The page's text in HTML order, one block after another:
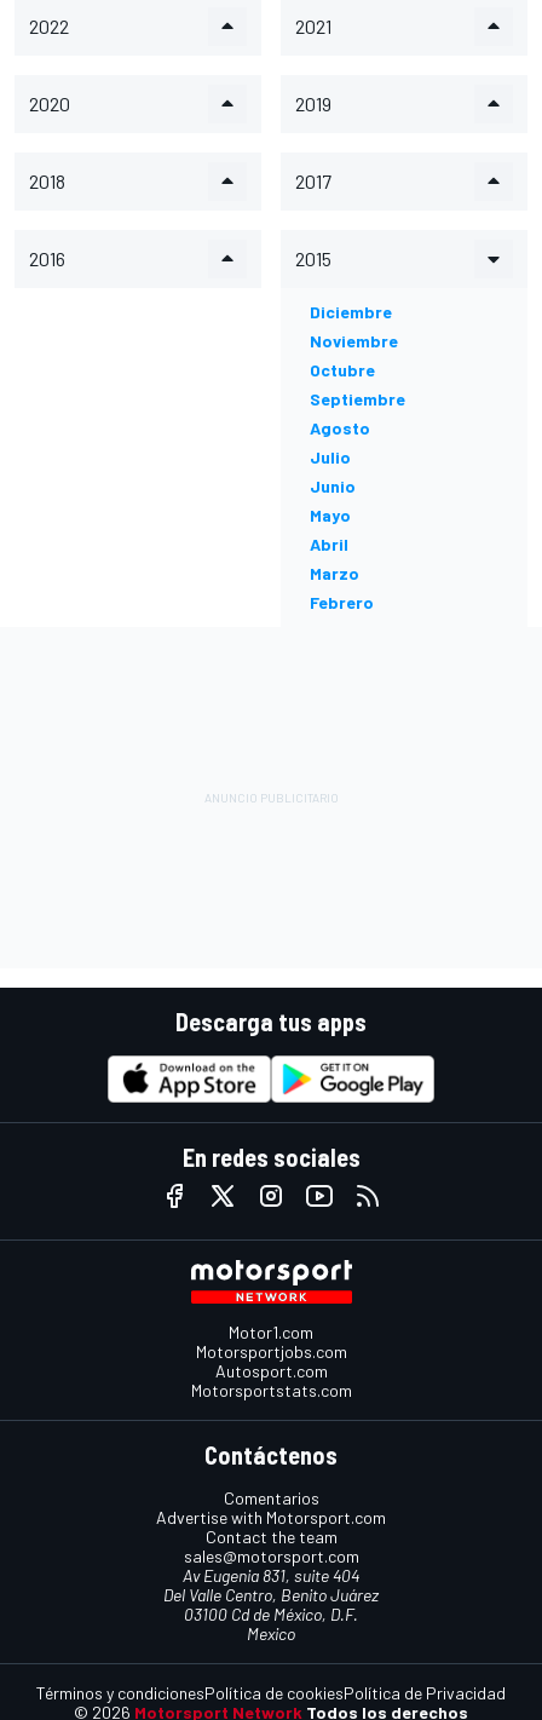
2022 2021
2020 2019
2018 2017
2016 2015
Diciembre
Noviembre
Octubre
Septiembre
Agosto
Julio
Junio
Mayo
Abril
Marzo
Febrero
Descarga tus apps
En redes sociales
Motor1.com
Motorsportjobs.com
Autosport.com
Motorsportstats.com
Contáctenos
Comentarios
Advertise with Motorsport.com
Contact the team
sales@motorsport.com
Av Eugenia 831, suite 404
Del Valle Centro, Benito Juárez
03100 Cd de México, D.F.
Mexico
© 2026 Motorsport Network Todos los derechos
Términos y condicionesPolítica de cookiesPolítica de Privacidad